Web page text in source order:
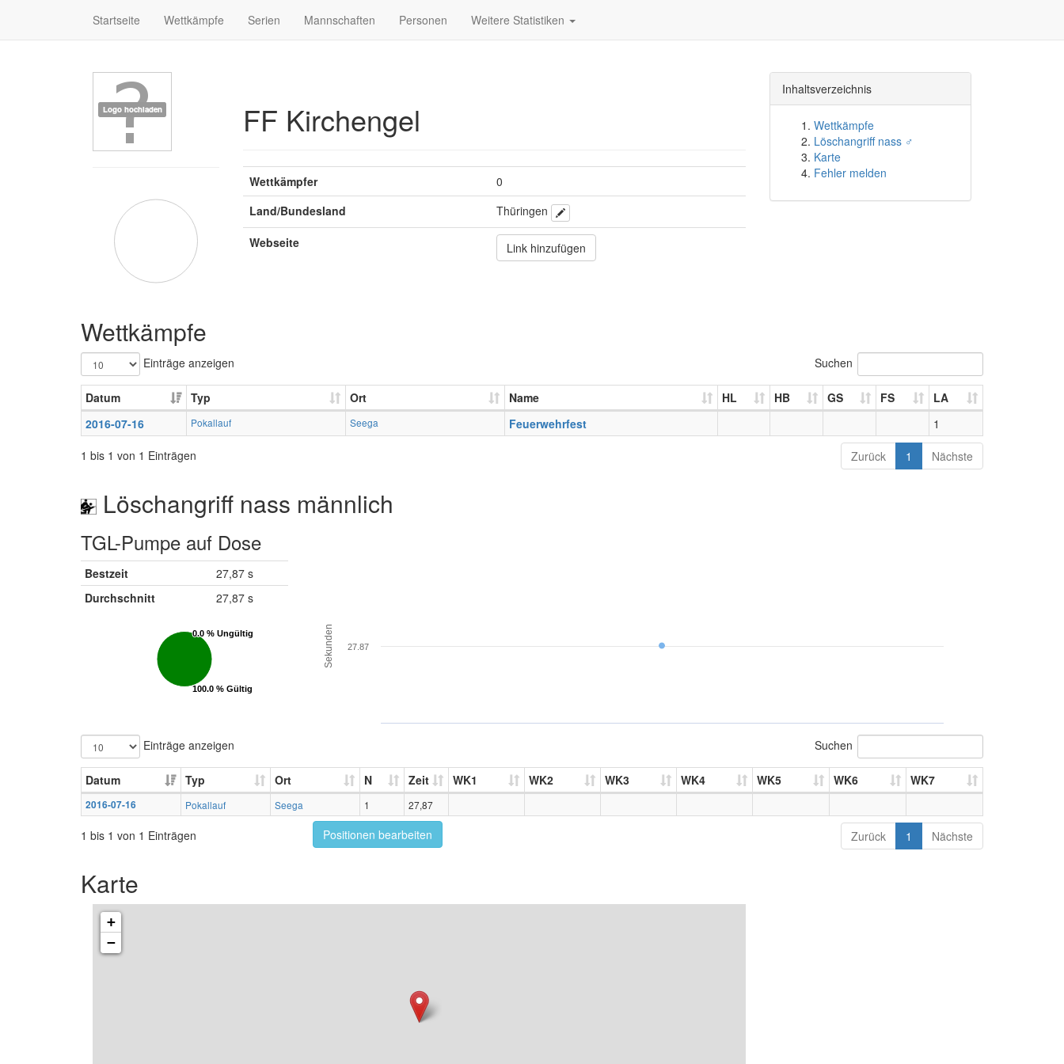
Startseite Wettkämpfe Serien Mannschaften Personen Weitere Statistiken
FF Kirchengel
Wettkämpfer
0
Land/Bundesland
Thüringen
Webseite
Link hinzufügen
Inhaltsverzeichnis
Wettkämpfe
Löschangriff nass ♂
Karte
Fehler melden
Wettkämpfe
Einträge anzeigen Suchen
Datum Typ Ort Name HL HB GS FS
LA
2016-07-16
Pokallauf Seega Feuerwehrfest
1
1 bis 1 von 1 Einträgen
Zurück 1 Nächste
Löschangriff nass männlich
TGL-Pumpe auf Dose
Bestzeit
27,87 s
Durchschnitt
27,87 s
0.0 % Ungültig
0.0 % Ungültig
100.0 % Gültig
100.0 % Gültig
Sekunden 27.87
Einträge anzeigen Suchen
Datum Typ Ort N Zeit WK1 WK2 WK3 WK4 WK5 WK6 WK7
2016-07-16 Pokallauf Seega 1 27,87
1 bis 1 von 1 Einträgen Positionen bearbeiten Zurück 1 Nächste
Karte
+
−